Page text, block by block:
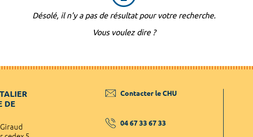
Désolé, il n'y a pas de résultat pour votre recherche.
Vous voulez dire ?
DE
Contacter le CHU
04 67 33 67 33